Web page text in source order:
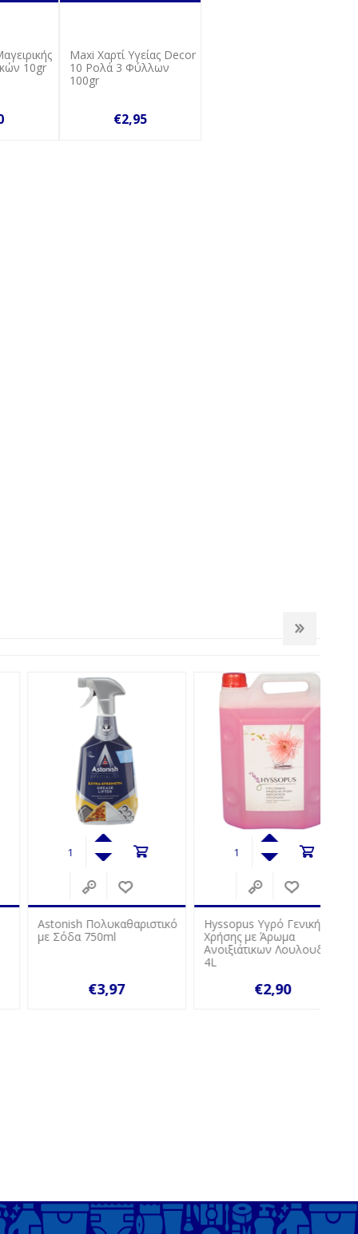
10gr
Maxi Χαρτί Υγείας Decor
10 Ρολά 3 Φύλλων
100gr
€2,95
Astonish Πολυκαθαριστικό
με Σόδα 750ml
Hyssopus Υγρό Γενικής
Χρήσης με Άρωμα
Ανοιξιάτικων Λουλουδιών